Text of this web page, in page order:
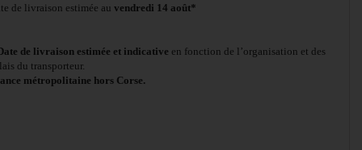
de livraison estimée au vendredi 14 août*
de livraison estimée et indicative en fonction de l’organisation et des
du transporteur.
métropolitaine hors Corse.